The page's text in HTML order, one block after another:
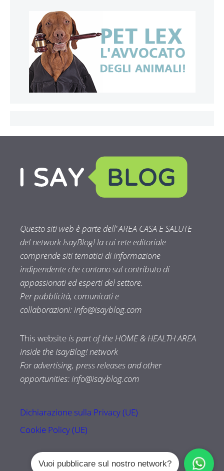
Questo siti web è parte dell’ AREA CASA E SALUTE
del network IsayBlog! la cui rete editoriale
comprende siti tematici di informazione
indipendente che contano sul contributo di
appassionati ed esperti del settore.
Per pubblicità, comunicati e
collaborazioni:info@isayblog.com
This websiteis part of the HOME & HEALTH AREA
inside the IsayBlog! network
For advertising, press releases and other
opportunities:info@isayblog.com
Dichiarazione sulla Privacy (UE)
Cookie Policy (UE)
Vuoi pubblicare sul nostro network?